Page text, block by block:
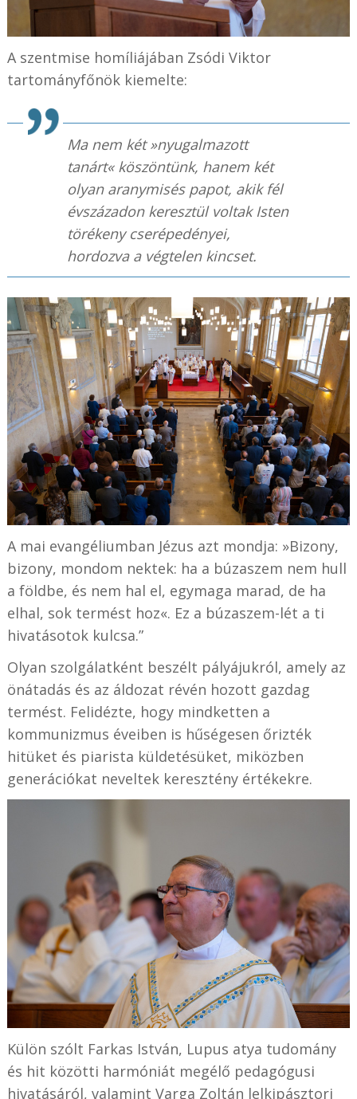
A szentmise homíliájában Zsódi Viktor
tartományfőnök kiemelte:
Ma nem két »nyugalmazott
tanárt« köszöntünk, hanem két
olyan aranymisés papot, akik fél
évszázadon keresztül voltak Isten
törékeny cserépedényei,
hordozva a végtelen kincset.
A mai evangéliumban Jézus azt mondja: »Bizony,
bizony, mondom nektek: ha a búzaszem nem hull
a földbe, és nem hal el, egymaga marad, de ha
elhal, sok termést hoz«. Ez a búzaszem-lét a ti
hivatásotok kulcsa.”
Olyan szolgálatként beszélt pályájukról, amely az
önátadás és az áldozat révén hozott gazdag
termést. Felidézte, hogy mindketten a
kommunizmus éveiben is hűségesen őrizték
hitüket és piarista küldetésüket, miközben
generációkat neveltek keresztény értékekre.
Külön szólt Farkas István, Lupus atya tudomány
és hit közötti harmóniát megélő pedagógusi
hivatásáról, valamint Varga Zoltán lelkipásztori